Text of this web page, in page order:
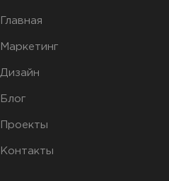
Главная
Маркетинг
Дизайн
Блог
Проекты
Контакты